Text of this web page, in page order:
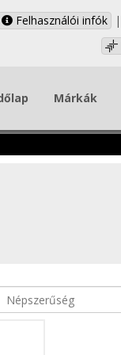
Felhasználói infók |
Márkák